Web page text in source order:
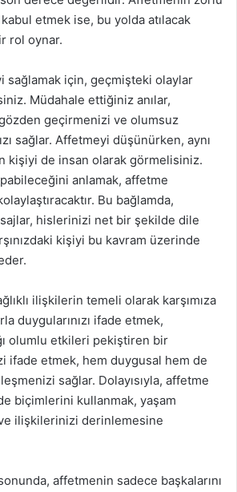
etmek ise, bu yolda atılacak
rol oynar.
sağlamak için, geçmişteki olaylar
Müdahale ettiğiniz anılar,
geçirmenizi ve olumsuz
sağlar. Affetmeyi düşünürken, aynı
kişiyi de insan olarak görmelisiniz.
anlamak, affetme
Bu bağlamda,
hislerinizi net bir şekilde dile
kişiyi bu kavram üzerinde
ilişkilerin temeli olarak karşımıza
duygularınızı ifade etmek,
olumlu etkileri pekiştiren bir
ifade etmek, hem duygusal hem de
sağlar. Dolayısıyla, affetme
biçimlerini kullanmak, yaşam
ilişkilerinizi derinlemesine
affetmenin sadece başkalarını